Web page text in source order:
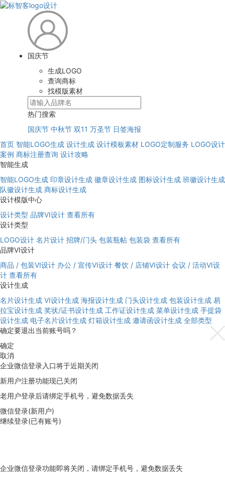
国庆节
生成LOGO
查询商标
找模版素材
热门搜索
国庆节 中秋节 双11 万圣节 日签海报
首页 智能LOGO生成 设计生成 设计模板素材 LOGO定制服务 LOGO设计
案例 商标注册查询 设计攻略
智能生成
智能LOGO生成 印章设计生成 徽章设计生成 图标设计生成 班徽设计生成
队徽设计生成 商标设计生成
设计模版中心
设计类型 品牌VI设计 查看所有
设计类型
LOGO设计 名片设计 招牌/门头 包装瓶帖 包装袋 查看所有
品牌VI设计
商品 / 包装VI设计 办公 / 宣传VI设计 餐饮 / 店铺VI设计 会议 / 活动VI设
计 查看所有
设计生成
名片设计生成 VI设计生成 海报设计生成 门头设计生成 包装设计生成 易
拉宝设计生成 奖状/证书设计生成 工作证设计生成 菜单设计生成 手提袋
设计生成 电子名片设计生成 灯箱设计生成 邀请函设计生成 全部类型
确定要退出当前账号吗？
确定
取消
企业微信登录入口将于近期关闭
新用户注册功能现已关闭
老用户登录后请绑定手机号，避免数据丢失
微信登录(新用户)
继续登录(已有账号)
企业微信登录功能即将关闭，请绑定手机号，避免数据丢失